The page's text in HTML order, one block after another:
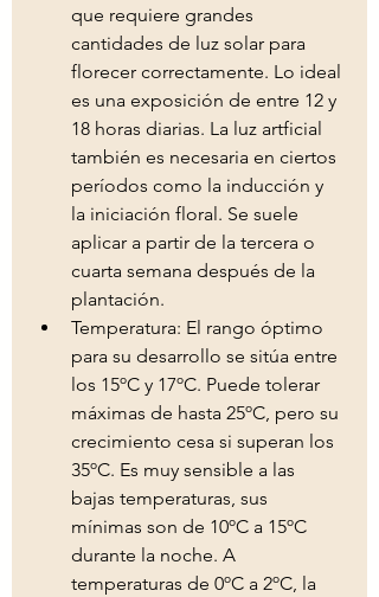
que requiere grandes
cantidades de luz solar para
florecer correctamente. Lo ideal
es una exposición de entre 12 y
18 horas diarias. La luz artficial
también es necesaria en ciertos
períodos como la inducción y
la iniciación floral. Se suele
aplicar a partir de la tercera o
cuarta semana después de la
plantación.
Temperatura: El rango óptimo
para su desarrollo se sitúa entre
los 15ºC y 17ºC. Puede tolerar
máximas de hasta 25ºC, pero su
crecimiento cesa si superan los
35ºC. Es muy sensible a las
bajas temperaturas, sus
mínimas son de 10ºC a 15ºC
durante la noche. A
temperaturas de 0ºC a 2ºC, la